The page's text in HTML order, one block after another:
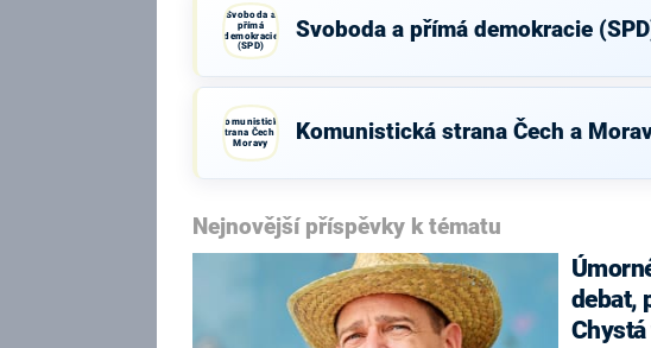
Svoboda a
přímá
demokracie
(SPD)
Svoboda a přímá demokracie
Komunistická
strana Čech a
Moravy
Komunistická strana Čech a
Nejnovější příspěvky k tématu
debat,